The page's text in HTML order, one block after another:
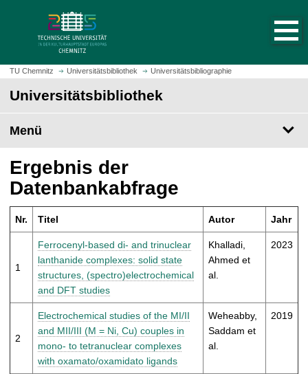
z
m
t
e
i
t
u
f
u
f
TU Chemnitz Universitätsbibliothek Universitätsbibliographie
Universitätsbibliothek
Menü
Ergebnis der
Datenbankabfrage
Nr. Titel Autor Jahr
1
Ferrocenyl-based di- and trinuclear
lanthanide complexes: solid state
structures, (spectro)electrochemical
and DFT studies
Khalladi,
Ahmed et
al.
2023
2
Electrochemical studies of the MI/II
and MII/III (M = Ni, Cu) couples in
mono- to tetranuclear complexes
with oxamato/oxamidato ligands
Weheabby,
Saddam et
al.
2019